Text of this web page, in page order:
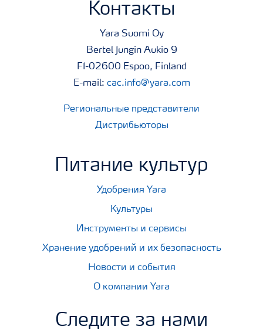
Контакты
Yara Suomi Oy
Bertel Jungin Aukio 9
FI-02600 Espoo, Finland
E-mail: cac.info@yara.com
Региональные представители
Дистрибьюторы
Питание культур
Удобрения Yara
Культуры
Инструменты и сервисы
Хранение удобрений и их безопасность
Новости и события
О компании Yara
Следите за нами